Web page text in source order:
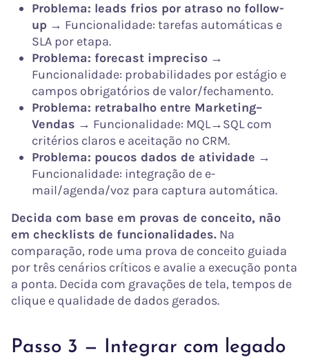
Problema: leads frios por atraso no follow-
up → Funcionalidade: tarefas automáticas e
SLA por etapa.
Problema: forecast impreciso →
Funcionalidade: probabilidades por estágio e
campos obrigatórios de valor/fechamento.
Problema: retrabalho entre Marketing–
Vendas → Funcionalidade: MQL→SQL com
critérios claros e aceitação no CRM.
Problema: poucos dados de atividade →
Funcionalidade: integração de e-
mail/agenda/voz para captura automática.
Decida com base em provas de conceito, não
em checklists de funcionalidades. Na
comparação, rode uma prova de conceito guiada
por três cenários críticos e avalie a execução ponta
a ponta. Decida com gravações de tela, tempos de
clique e qualidade de dados gerados.
Passo 3 — Integrar com legado